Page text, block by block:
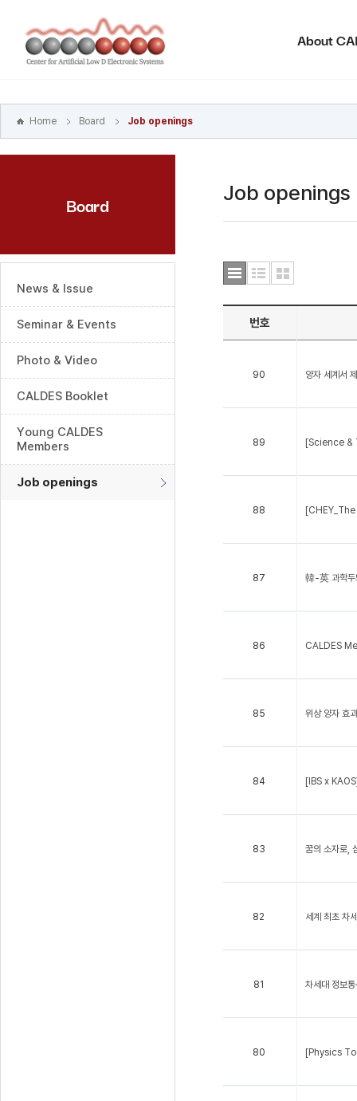
바로가기
주메뉴
바로가기
About
Home Board Job openings
Board
News & Issue
Seminar & Events
Photo & Video
CALDES Booklet
Young CALDES
Members
Job openings
Job openings
번호
90 양자 세계서
89 [Science &
88
87 韓-英 과학두
86 CALDES
85 위상 양자 효
84 [IBS x
83 꿈의 소자로,
82 세계 최초 차
81 차세대 정보
80 [Physics